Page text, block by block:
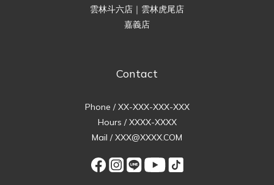
雲林斗六店｜雲林虎尾店
嘉義店
Contact
Phone / XX-XXX-XXX-XXX
Hours / XXXX-XXXX
Mail / XXX@XXXX.COM